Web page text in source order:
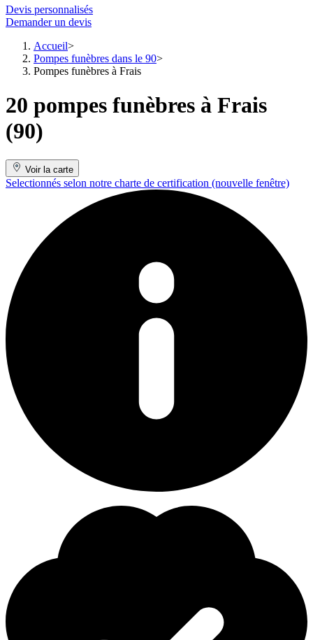
Devis personnalisés
Demander un devis
Accueil
Pompes funèbres dans le 90
Pompes funèbres à Frais
20 pompes funèbres à Frais
(90)
Voir la carte
Selectionnés selon notre charte de certification (nouvelle fenêtre)